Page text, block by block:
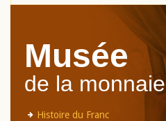
Musée
de la monnaie
Histoire du Franc